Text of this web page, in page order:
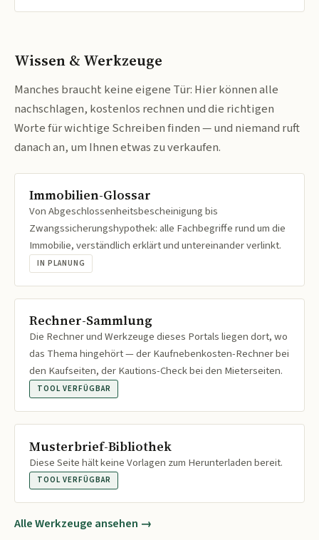
Wissen & Werkzeuge
Manches braucht keine eigene Tür: Hier können alle
nachschlagen, kostenlos rechnen und die richtigen
Worte für wichtige Schreiben finden — und niemand ruft
danach an, um Ihnen etwas zu verkaufen.
Immobilien-Glossar
Von Abgeschlossenheitsbescheinigung bis
Zwangssicherungshypothek: alle Fachbegriffe rund um die
Immobilie, verständlich erklärt und untereinander verlinkt.
IN PLANUNG
Rechner-Sammlung
Die Rechner und Werkzeuge dieses Portals liegen dort, wo
das Thema hingehört — der Kaufnebenkosten-Rechner bei
den Kaufseiten, der Kautions-Check bei den Mieterseiten.
TOOL VERFÜGBAR
Musterbrief-Bibliothek
Diese Seite hält keine Vorlagen zum Herunterladen bereit.
TOOL VERFÜGBAR
Alle Werkzeuge ansehen →